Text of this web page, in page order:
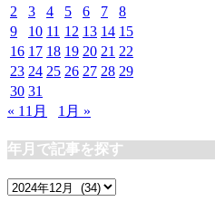
2
3 4 5 6 7
8
9
10 11 12 13 14 15
16 17 18 19 20 21 22
23 24 25 26 27 28 29
30 31
« 11月
1月 »
年月で記事を探す
年